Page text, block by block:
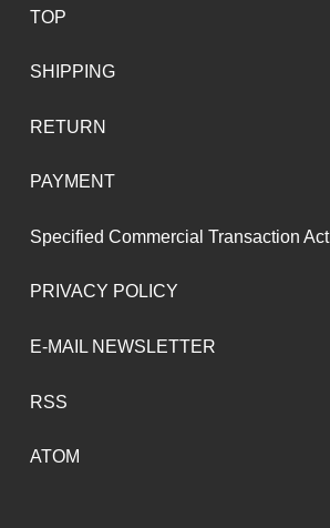
TOP
SHIPPING
RETURN
PAYMENT
Specified Commercial Transaction Act
PRIVACY POLICY
E-MAIL NEWSLETTER
RSS
ATOM